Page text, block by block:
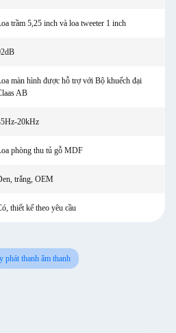
trầm 5,25 inch và loa tweeter 1 inch
màn hình được hỗ trợ với Bộ khuếch đại
AB
20kHz
phòng thu tủ gỗ MDF
trắng, OEM
thiết kế theo yêu cầu
phát thanh âm thanh